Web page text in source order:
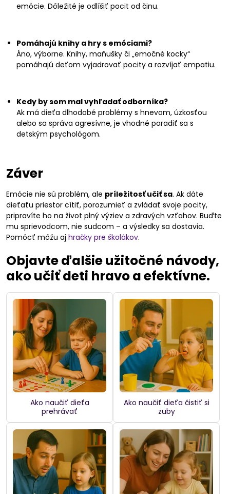
emócie. Dôležité je odlíšiť pocit od činu.
Pomáhajú knihy a hry s emóciami?
Áno, výborne. Knihy, maňušky či „emočné kocky“
pomáhajú deťom vyjadrovať pocity a rozvíjať empatiu.
Kedy by som mal vyhľadať odborníka?
Ak má dieťa dlhodobé problémy s hnevom, úzkosťou
alebo sa správa agresívne, je vhodné poradiť sa s
detským psychológom.
Záver
Emócie nie sú problém, ale príležitosť učiť sa. Ak dáte
dieťaťu priestor cítiť, porozumieť a zvládať svoje pocity,
pripravíte ho na život plný výziev a zdravých vzťahov. Buďte
mu sprievodcom, nie sudcom – a výsledky sa dostavia.
Pomôcť môžu aj hračky pre školákov.
Objavte ďalšie užitočné návody,
ako učiť deti hravo a efektívne.
Ako naučiť dieťa
prehrávať
Ako naučiť dieťa čistiť si
zuby